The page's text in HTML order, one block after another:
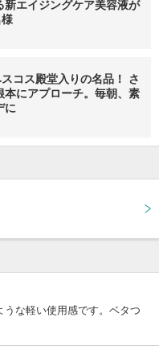
新エイジングケア美容液が
コス殿堂入りの名品！ さ
本にアプローチ。毎朝、素
に
うな軽い使用感です。ベタつ